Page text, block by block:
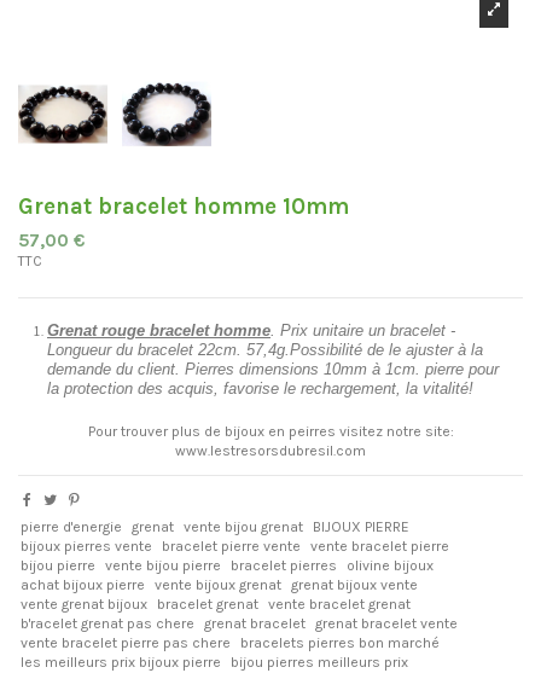
Grenat bracelet homme 10mm
57,00 €
TTC
Grenat rouge bracelet homme . Prix unitaire un bracelet -
Longueur du bracelet 22cm. 57,4g.Possibilité de le ajuster à la
demande du client. Pierres dimensions 10mm à 1cm. pierre pour
la protection des acquis, favorise le rechargement, la vitalité!
Pour trouver plus de bijoux en peirres visitez notre site:
www.lestresorsdubresil.com
pierre d'energie grenat vente bijou grenat
BIJOUX PIERRE
bijoux pierres vente
bracelet pierre vente
vente bracelet pierre
bijou pierre
vente bijou pierre bracelet pierres
olivine bijoux
achat bijoux pierre
vente bijoux grenat grenat bijoux vente
vente grenat bijoux
bracelet grenat vente bracelet grenat
b'racelet grenat pas chere
grenat bracelet grenat bracelet vente
vente bracelet pierre pas chere
bracelets pierres bon marché
les meilleurs prix bijoux pierre
bijou pierres meilleurs prix